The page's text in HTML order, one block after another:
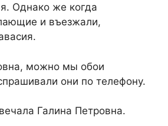
Однако же когда
и въезжали,
можно мы обои
они по телефону.
Галина Петровна.